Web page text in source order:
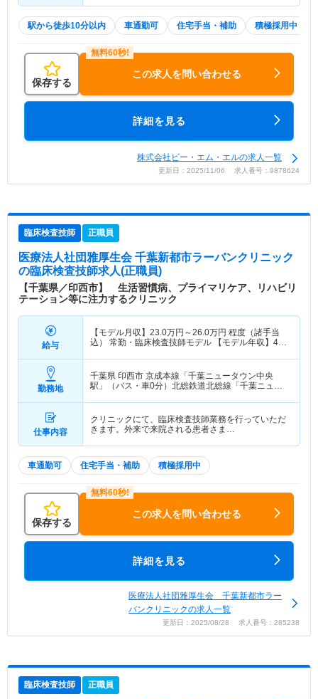
駅から徒歩10分以内 車通勤可 住宅手当・補助 積極採用中
保存する
この求人を問い合わせる
詳細を見る
株式会社ビー・エム・エルの求人一覧
更新日：2025/11/06 求人番号：9878624
臨床検査技師 正職員
医療法人社団雅厚生会 千葉新都市ラーバンクリニック
の臨床検査技師求人(正職員)
【千葉県／印西市】 生活習慣病、プライマリケア、リハビリ
テーション等に注力するクリニック
給与
【モデル月収】 23.0万円～26.0万円 程度（諸手当
込） 常勤・臨床検査技師モデル 【モデル年収】 450
ル
勤務地
千葉県 印西市 京成本線「千葉ニュータウン中央
駅」（バス・車0分）北総鉄道北総線「千葉ニュー
仕事内容
クリニックにて、臨床検査技師業務を行っていただ
きます。外来で来院される患者さま…
車通勤可 住宅手当・補助 積極採用中
保存する
この求人を問い合わせる
詳細を見る
医療法人社団雅厚生会 千葉新都市ラー
バンクリニックの求人一覧
更新日：2025/08/28 求人番号：285238
臨床検査技師 正職員